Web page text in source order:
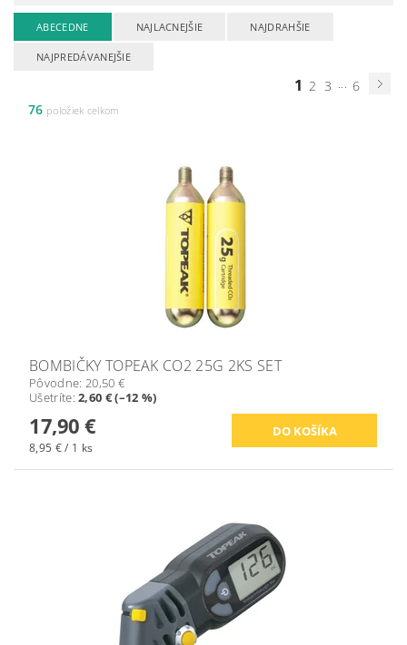
ABECEDNE NAJLACNEJŠIE NAJDRAHŠIE
NAJPREDÁVANEJŠIE
1 2 3 ... 6
76 položiek celkom
BOMBIČKY TOPEAK CO2 25G 2KS SET
Pôvodne: 20,50 €
Ušetríte:2,60 € (–12 %)
17,90 €
8,95 € / 1 ks